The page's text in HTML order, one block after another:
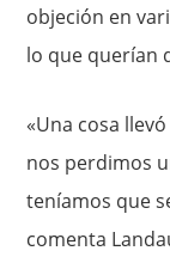
objeción en
lo que querían
«Una cosa
nos perdimos
teníamos que
comenta